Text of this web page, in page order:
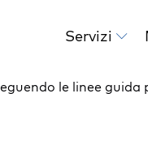
Servizi
le linee